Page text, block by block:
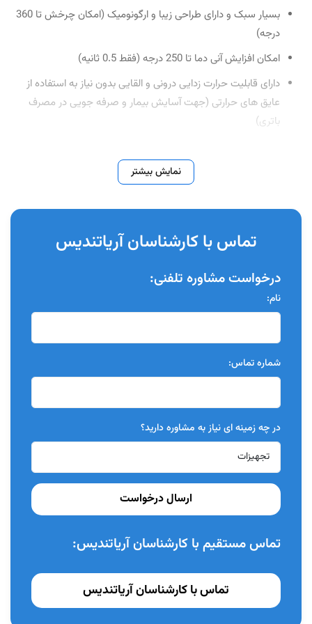
بسیار سبک و دارای طراحی زیبا و ارگونومیک (امکان چرخش تا 360
درجه)
امکان افزایش آنی دما تا 250 درجه (فقط 0.5 ثانیه)
دارای قابلیت حرارت زدایی درونی و القایی بدون نیاز به استفاده از
عایق های حرارتی (جهت آسایش بیمار و صرفه جویی در مصرف
باتری)
تنها انتهای تیپ گرم می شود، در نتیجه نیازی به استفاده از عایق های
حرارتی نیست.
نتیجه خنک باقی می ماند ، این سیستم هم به آسایش هر چه بیشتر
بیمار کمک می کند و هم موجب صرفه جویی در مصرف باتری می شود.
کلاهک ایمنی که در دستگاه تعبیه شده است ، باعث ایمنی هر چه بیشتر
در هنگام تعویض تیپ می شود. افزایش سریع دما از آسیب های PDL
جلوگیری می کند. قابلیت سفارشی سازی دما و زمان برای مواد آبچوریشن
استفاده شده.
پیشگام در کنترل حرارت
گرم شدن تنها 0.2 ثانیه تا رسیدن به 200 درجه سانتی گراد تنها 0.5 ثانیه
تا رسیدن به 250 درجه سانتی گراد
خنک شدن
بلافاصله از حرکت گوتاپرگا جلوگیری می کند.
نمایش بیشتر
تماس با کارشناسان آریاتندیس
درخواست مشاوره تلفنی:
نام:
شماره تماس:
در چه زمینه ای نیاز به مشاوره دارید؟
ارسال درخواست
تماس مستقیم با کارشناسان آریاتندیس:
تماس با کارشناسان آریاتندیس